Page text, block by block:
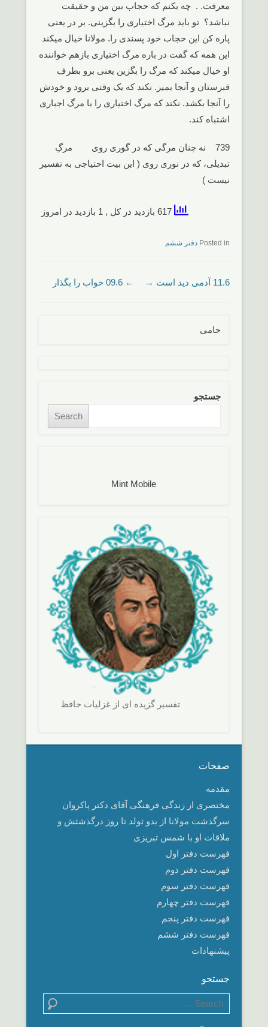
معرفت. . چه بکنم که حجاب بین من و حقیقت
نباشد؟ تو باید مرگ اختیاری را بگزینی. بر در یعنی
پاره کن این حجاب خود پسندی را. مولانا خیال میکند
این همه که گفت در باره مرگ اختیاری بازهم خواننده
او خیال میکند که مرگ را بگزین یعنی برو بطرف
قبرستان و آنجا بمیر. نکند که یک وقتی برود و خودش
را آنجا بکشد. نکند که مرگ اختیاری را با مرگ اجباری
اشتباه کند.
739 نه چنان مرگی که در گوری روی مرگِ
تبدیلی، که در نوری روی ( این بیت احتیاجی به تفسیر
نیست )
, 1 بازدید در امروز
Posted in دفتر ششم
Post navigation
← 11.6 آدمی دید است →
حامی
جستجو
Search
Mint Mobile
تفسير گزيده ای از غزليات حافظ
صفحات
مقدمه
مختصری از زندگی فرهنگی آقای دکتر پاکروان
سرگذشت مولانا از بدو تولد تا روز درگذشتش و
ملاقات او با شمس تبریزی
فهرست دفتر اول
فهرست دفتر دوم
فهرست دفتر سوم
فهرست دفتر چهارم
فهرست دفتر پنجم
فهرست دفتر ششم
پیشنهادات
جستجو
Search